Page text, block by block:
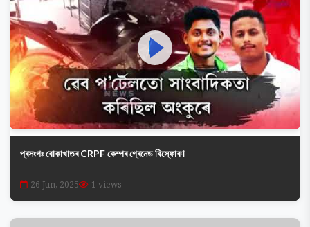
প্ৰসংগঃ বোকাখাতৰ CRPF কেম্পৰ গ্ৰেনেড বিস্ফোৰণ
26 Jun, 2025 1 views